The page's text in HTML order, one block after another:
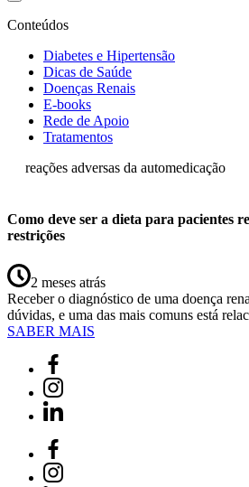
Conteúdos
Diabetes e Hipertensão
Dicas de Saúde
Doenças Renais
E-books
Rede de Apoio
Tratamentos
reações adversas da automedicação
Como deve ser a dieta para pacientes
restrições
2 meses atrás
Receber o diagnóstico de uma doença
dúvidas, e uma das mais comuns está
SABER MAIS